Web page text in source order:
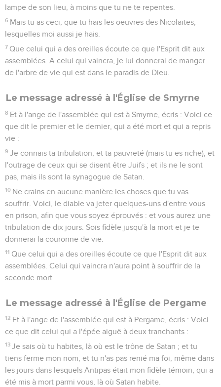
lampe de son lieu, à moins que tu ne te repentes.
6 Mais tu as ceci, que tu hais les oeuvres des Nicolaïtes,
lesquelles moi aussi je hais.
7 Que celui qui a des oreilles écoute ce que l'Esprit dit aux
assemblées. A celui qui vaincra, je lui donnerai de manger
de l'arbre de vie qui est dans le paradis de Dieu.
Le message adressé à l'Église de Smyrne
8 Et à l'ange de l'assemblée qui est à Smyrne, écris : Voici ce
que dit le premier et le dernier, qui a été mort et qui a repris
vie :
9 Je connais ta tribulation, et ta pauvreté (mais tu es riche), et
l'outrage de ceux qui se disent être Juifs ; et ils ne le sont
pas, mais ils sont la synagogue de Satan.
10 Ne crains en aucune manière les choses que tu vas
souffrir. Voici, le diable va jeter quelques-uns d'entre vous
en prison, afin que vous soyez éprouvés : et vous aurez une
tribulation de dix jours. Sois fidèle jusqu'à la mort et je te
donnerai la couronne de vie.
11 Que celui qui a des oreilles écoute ce que l'Esprit dit aux
assemblées. Celui qui vaincra n'aura point à souffrir de la
seconde mort.
Le message adressé à l'Église de Pergame
12 Et à l'ange de l'assemblée qui est à Pergame, écris : Voici
ce que dit celui qui a l'épée aiguë à deux tranchants :
13 Je sais où tu habites, là où est le trône de Satan ; et tu
tiens ferme mon nom, et tu n'as pas renié ma foi, même dans
les jours dans lesquels Antipas était mon fidèle témoin, qui a
été mis à mort parmi vous, là où Satan habite.